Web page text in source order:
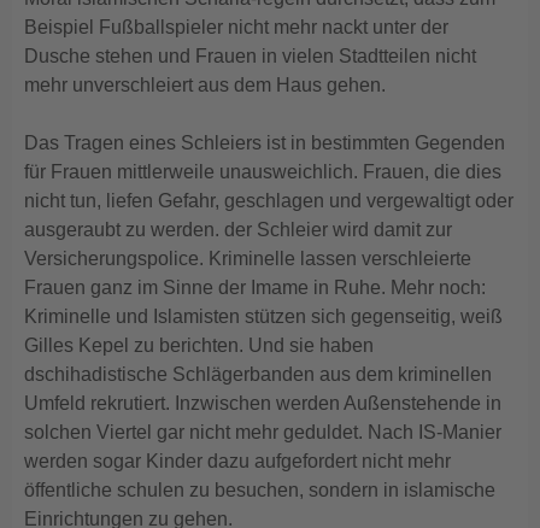
Beispiel Fußballspieler nicht mehr nackt unter der
Dusche stehen und Frauen in vielen Stadtteilen nicht
mehr unverschleiert aus dem Haus gehen.
Das Tragen eines Schleiers ist in bestimmten Gegenden
für Frauen mittlerweile unausweichlich. Frauen, die dies
nicht tun, liefen Gefahr, geschlagen und vergewaltigt oder
ausgeraubt zu werden. der Schleier wird damit zur
Versicherungspolice. Kriminelle lassen verschleierte
Frauen ganz im Sinne der Imame in Ruhe. Mehr noch:
Kriminelle und Islamisten stützen sich gegenseitig, weiß
Gilles Kepel zu berichten. Und sie haben
dschihadistische Schlägerbanden aus dem kriminellen
Umfeld rekrutiert. Inzwischen werden Außenstehende in
solchen Viertel gar nicht mehr geduldet. Nach IS-Manier
werden sogar Kinder dazu aufgefordert nicht mehr
öffentliche schulen zu besuchen, sondern in islamische
Einrichtungen zu gehen.